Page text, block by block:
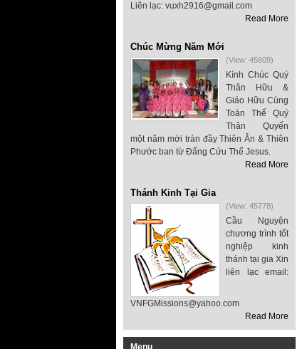
Liên lạc: vuxh2916@gmail.com
Read More
Chúc Mừng Năm Mới
(View: 45609)
Kính Chúc Quý
Thân Hữu &
Giáo Hữu Cùng
Toàn Thể Quý
Thân Quyến
một năm mới tràn đầy Thiên Ân & Thiên
Phước ban từ Đấng Cứu Thế Jesus.
Read More
Thánh Kinh Tại Gia
(View: 45778)
Cầu Nguyện
chương trình tốt
nghiệp kinh
thánh tại gia Xin
liên lạc email:
VNFGMissions@yahoo.com
Read More
Menu